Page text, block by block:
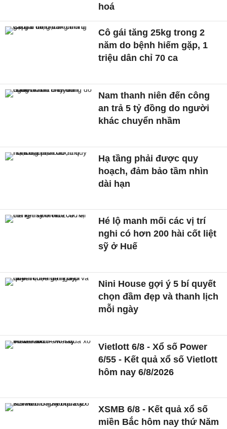
hoá
Cô gái tăng 25kg trong 2
năm do bệnh hiếm gặp, 1
triệu dân chỉ 70 ca
Nam thanh niên đến công
an trả 5 tỷ đồng do người
khác chuyển nhầm
Hạ tầng phải được quy
hoạch, đảm bảo tầm nhìn
dài hạn
Hé lộ manh mối các vị trí
nghi có hơn 200 hài cốt liệt
sỹ ở Huế
Nini House gợi ý 5 bí quyết
chọn đầm đẹp và thanh lịch
mỗi ngày
Vietlott 6/8 - Xổ số Power
6/55 - Kết quả xổ số Vietlott
hôm nay 6/8/2026
XSMB 6/8 - Kết quả xổ số
miền Bắc hôm nay thứ Năm